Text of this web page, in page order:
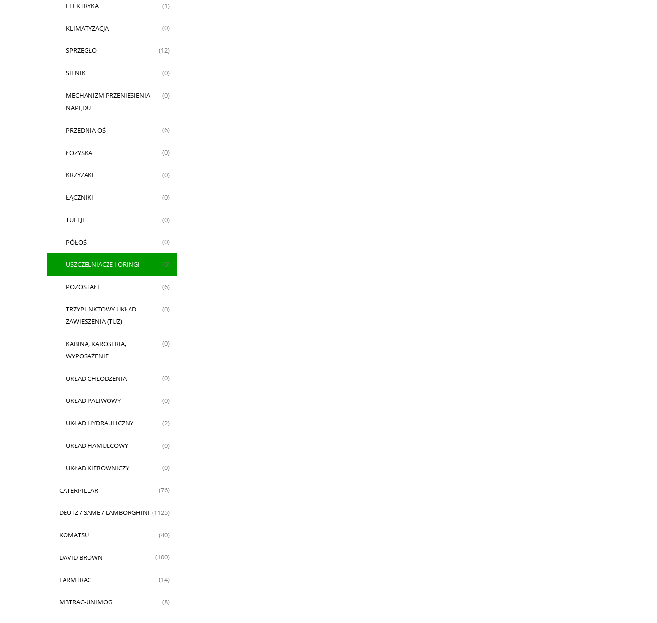
ELEKTRYKA (1)
KLIMATYZACJA (0)
SPRZĘGŁO (12)
SILNIK (0)
MECHANIZM PRZENIESIENIA
NAPĘDU
(0)
PRZEDNIA OŚ (6)
ŁOŻYSKA (0)
KRZYŻAKI (0)
ŁĄCZNIKI (0)
TULEJE (0)
PÓŁOŚ (0)
USZCZELNIACZE I ORINGI (0)
POZOSTAŁE (6)
TRZYPUNKTOWY UKŁAD
ZAWIESZENIA (TUZ)
(0)
KABINA, KAROSERIA,
WYPOSAŻENIE
(0)
UKŁAD CHŁODZENIA (0)
UKŁAD PALIWOWY (0)
UKŁAD HYDRAULICZNY (2)
UKŁAD HAMULCOWY (0)
UKŁAD KIEROWNICZY (0)
CATERPILLAR (76)
DEUTZ / SAME / LAMBORGHINI (1125)
KOMATSU (40)
DAVID BROWN (100)
FARMTRAC (14)
MBTRAC-UNIMOG (8)